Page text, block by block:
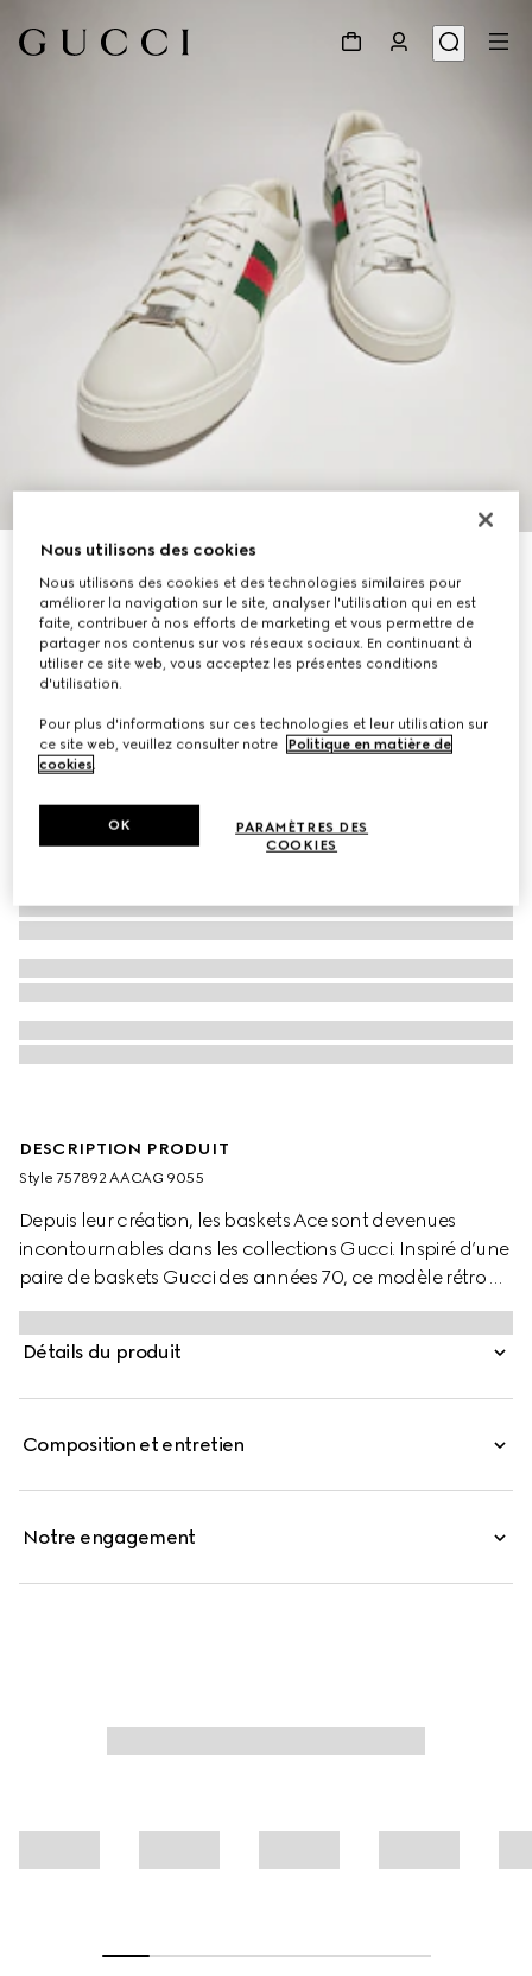
Virtual Try-On
Baskets Gucci Ace avec bande Web pour homme
CA$1,080
DESCRIPTION PRODUIT
Style ‎757892 AACAG 9055
Depuis leur création, les baskets Ace sont devenues
incontournables dans les collections Gucci. Inspiré d’une
paire de baskets Gucci des années 70, ce modèle rétro ne
cesse d’être réinterprété dans l’univers éclectique de la
Maison. La silhouette basse s’habille d’un cuir blanc et est
caractérisée par la bande Web vert et rouge.
Détails du produit
Composition et entretien
Notre engagement
Nous utilisons des cookies
Nous utilisons des cookies et des technologies similaires pour
améliorer la navigation sur le site, analyser l'utilisation qui en est
faite, contribuer à nos efforts de marketing et vous permettre de
partager nos contenus sur vos réseaux sociaux. En continuant à
utiliser ce site web, vous acceptez les présentes conditions
d'utilisation.
Pour plus d'informations sur ces technologies et leur utilisation sur
ce site web, veuillez consulter notre
Politique en matière de
cookies.
PARAMÈTRES DES
COOKIES
OK